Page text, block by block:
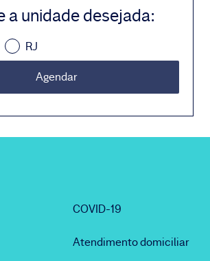
a unidade desejada:
RJ
Agendar
COVID-19
Atendimento domiciliar